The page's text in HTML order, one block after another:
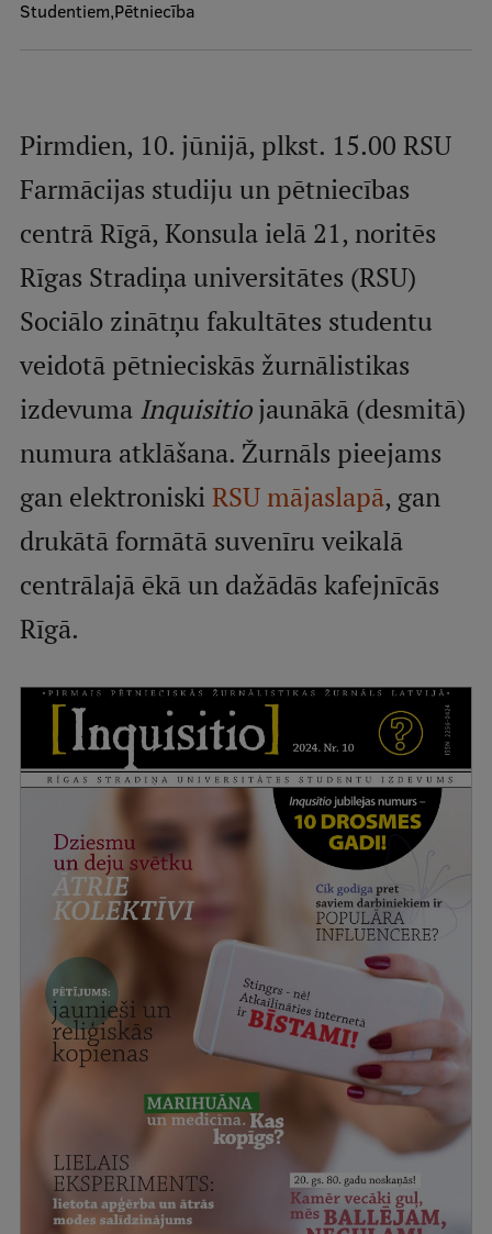
Uzņemšana
Praktiska informācija
Par RSU
Studentu dzīve
Studiju norises vietas
Struktūra
Vēsture un tradīcijas
Identitāte
RSU fonds
Aula
Muzeji un ekspozīcijas
Ģerbonis
Projekti
Virtuālā tūre
Ilgtspējīga attīstība
Studiju un vides pieejamība
Dati par 2025. gadu
Suvenīri un grāmatas
Studentiem Pētniecība
Pirmdien, 10. jūnijā, plkst. 15.00 RSU
Farmācijas studiju un pētniecības
centrā Rīgā, Konsula ielā 21, noritēs
Rīgas Stradiņa universitātes (RSU)
Sociālo zinātņu fakultātes studentu
veidotā pētnieciskās žurnālistikas
izdevuma Inquisitiojaunākā (desmitā)
numura atklāšana. Žurnāls pieejams
gan elektroniski RSU mājaslapā, gan
drukātā formātā suvenīru veikalā
centrālajā ēkā un dažādās kafejnīcās
Rīgā.